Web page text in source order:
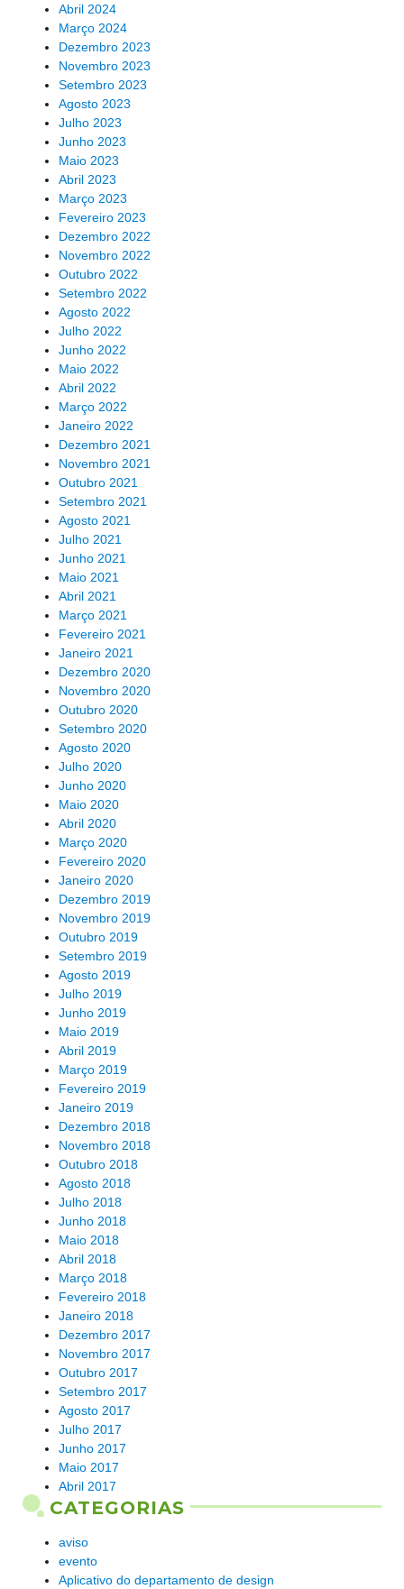
Abril 2024
Março 2024
Dezembro 2023
Novembro 2023
Setembro 2023
Agosto 2023
Julho 2023
Junho 2023
Maio 2023
Abril 2023
Março 2023
Fevereiro 2023
Dezembro 2022
Novembro 2022
Outubro 2022
Setembro 2022
Agosto 2022
Julho 2022
Junho 2022
Maio 2022
Abril 2022
Março 2022
Janeiro 2022
Dezembro 2021
Novembro 2021
Outubro 2021
Setembro 2021
Agosto 2021
Julho 2021
Junho 2021
Maio 2021
Abril 2021
Março 2021
Fevereiro 2021
Janeiro 2021
Dezembro 2020
Novembro 2020
Outubro 2020
Setembro 2020
Agosto 2020
Julho 2020
Junho 2020
Maio 2020
Abril 2020
Março 2020
Fevereiro 2020
Janeiro 2020
Dezembro 2019
Novembro 2019
Outubro 2019
Setembro 2019
Agosto 2019
Julho 2019
Junho 2019
Maio 2019
Abril 2019
Março 2019
Fevereiro 2019
Janeiro 2019
Dezembro 2018
Novembro 2018
Outubro 2018
Agosto 2018
Julho 2018
Junho 2018
Maio 2018
Abril 2018
Março 2018
Fevereiro 2018
Janeiro 2018
Dezembro 2017
Novembro 2017
Outubro 2017
Setembro 2017
Agosto 2017
Julho 2017
Junho 2017
Maio 2017
Abril 2017
CATEGORIAS
aviso
evento
Aplicativo do departamento de design